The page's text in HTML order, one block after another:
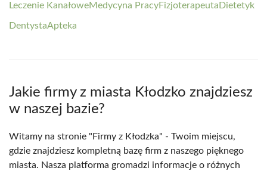
Leczenie KanałoweMedycyna PracyFizjoterapeuta Dietetyk
DentystaApteka
Jakie firmy z miasta Kłodzko znajdziesz
w naszej bazie?
Witamy na stronie "Firmy z Kłodzka" - Twoim miejscu,
gdzie znajdziesz kompletną bazę firm z naszego pięknego
miasta. Nasza platforma gromadzi informacje o różnych